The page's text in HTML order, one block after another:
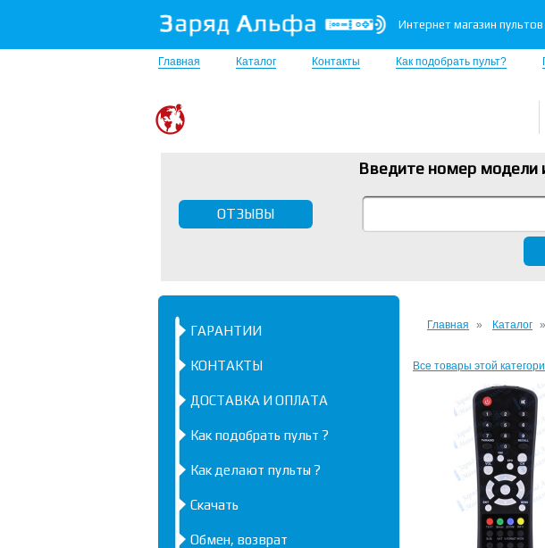
Интернет магазин пультов
Главная Каталог Контакты Как подобрать пульт?
Введите номер модели
ОТЗЫВЫ
Главная Каталог
Все товары этой
ГАРАНТИИ
КОНТАКТЫ
ДОСТАВКА И ОПЛАТА
Как подобрать пульт ?
Как делают пульты ?
Скачать
Обмен, возврат